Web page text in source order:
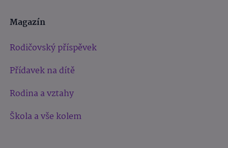
Magazín
Rodičovský příspěvek
Přídavek na dítě
Rodina a vztahy
Škola a vše kolem